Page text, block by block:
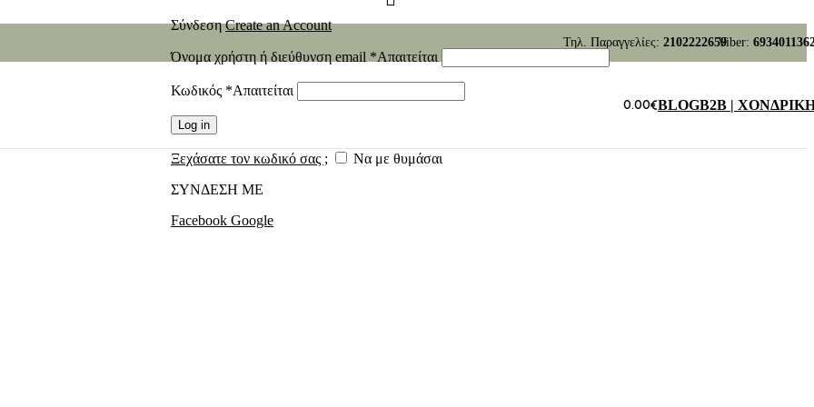
Τηλ. Παραγγελίες: 2102222659Viber:
ΣύνδεσηCreate an Account
Όνομα χρήστη ή διεύθυνση email *Απαιτείται
Κωδικός *Απαιτείται
Log in
Ξεχάσατε τον κωδικό σας ;
Να με θυμάσαι
ΣΥΝΔΕΣΗ ΜΕ
Facebook Google
0.00€BLOGB2B |